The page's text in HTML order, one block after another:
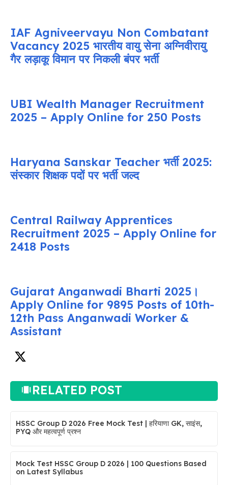
IAF Agniveervayu Non Combatant
Vacancy 2025 भारतीय वायु सेना अग्निवीरायु
गैर लड़ाकू विमान पर निकली बंपर भर्ती
UBI Wealth Manager Recruitment
2025 – Apply Online for 250 Posts
Haryana Sanskar Teacher भर्ती 2025:
संस्कार शिक्षक पदों पर भर्ती जल्द
Central Railway Apprentices
Recruitment 2025 – Apply Online for
2418 Posts
Gujarat Anganwadi Bharti 2025।
Apply Online for 9895 Posts of 10th-
12th Pass Anganwadi Worker &
Assistant
RELATED POST
HSSC Group D 2026 Free Mock Test | हरियाणा GK, साइंस,
PYQ और महत्वपूर्ण प्रश्न
Mock Test HSSC Group D 2026 | 100 Questions Based
on Latest Syllabus